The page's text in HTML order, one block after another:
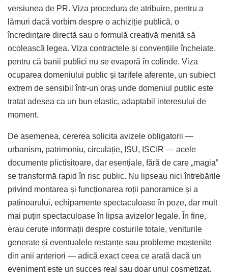
versiunea de PR. Viza procedura de atribuire, pentru a
lămuri dacă vorbim despre o achiziție publică, o
încredințare directă sau o formulă creativă menită să
ocolească legea. Viza contractele și convențiile încheiate,
pentru că banii publici nu se evaporă în colinde. Viza
ocuparea domeniului public și tarifele aferente, un subiect
extrem de sensibil într-un oraș unde domeniul public este
tratat adesea ca un bun elastic, adaptabil interesului de
moment.
De asemenea, cererea solicita avizele obligatorii —
urbanism, patrimoniu, circulație, ISU, ISCIR — acele
documente plictisitoare, dar esențiale, fără de care „magia”
se transformă rapid în risc public. Nu lipseau nici întrebările
privind montarea și funcționarea roții panoramice și a
patinoarului, echipamente spectaculoase în poze, dar mult
mai puțin spectaculoase în lipsa avizelor legale. În fine,
erau cerute informații despre costurile totale, veniturile
generate și eventualele restanțe sau probleme moștenite
din anii anteriori — adică exact ceea ce arată dacă un
eveniment este un succes real sau doar unul cosmetizat.